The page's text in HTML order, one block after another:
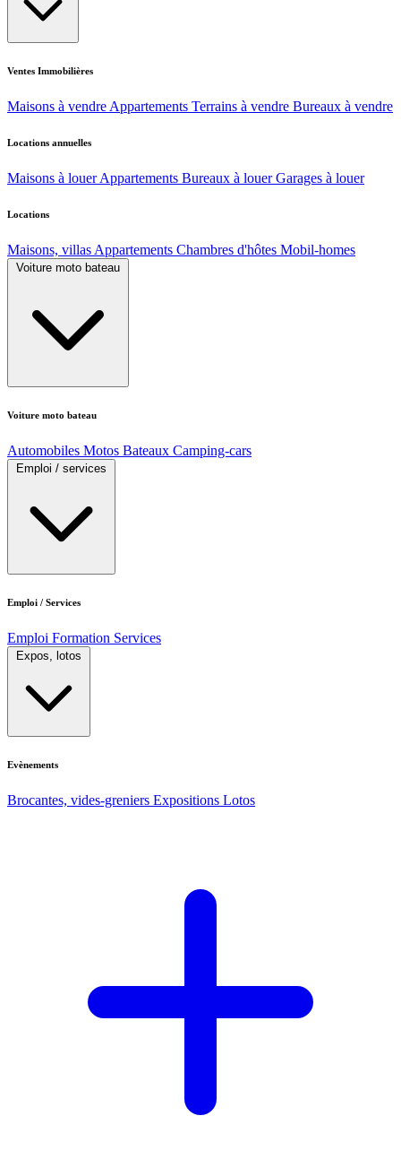
Ventes Immobilières
Maisons à vendre Appartements Terrains à vendre Bureaux à vendre
Locations annuelles
Maisons à louer Appartements Bureaux à louer Garages à louer
Locations
Maisons, villas Appartements Chambres d'hôtes Mobil-homes
Voiture moto bateau
Voiture moto bateau
Automobiles Motos Bateaux Camping-cars
Emploi / services
Emploi / Services
Emploi Formation Services
Expos, lotos
Evènements
Brocantes, vides-greniers Expositions Lotos